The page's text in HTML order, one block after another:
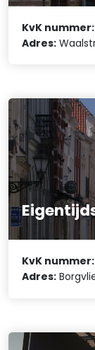
KvK nummer:
Adres:
KvK nummer:
Adres: